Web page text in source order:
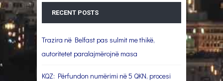
RECENT POSTS
Trazira në Belfast pas sulmit me thikë,
autoritetet paralajmërojnë masa
KQZ: Përfundon numërimi në 5 QKN, procesi